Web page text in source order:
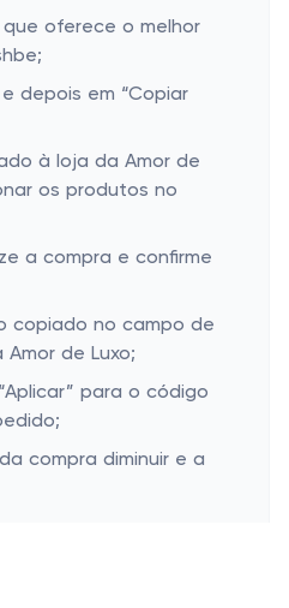
que oferece o melhor
e depois em “Copiar
à loja da Amor de
os produtos no
a compra e confirme
copiado no campo de
de Luxo;
para o código
compra diminuir e a